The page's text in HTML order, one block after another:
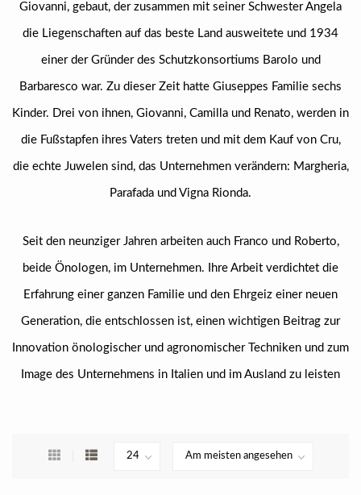
Giovanni, gebaut, der zusammen mit seiner Schwester Angela
die Liegenschaften auf das beste Land ausweitete und 1934
einer der Gründer des Schutzkonsortiums Barolo und
Barbaresco war. Zu dieser Zeit hatte Giuseppes Familie sechs
Kinder. Drei von ihnen, Giovanni, Camilla und Renato, werden in
die Fußstapfen ihres Vaters treten und mit dem Kauf von Cru,
die echte Juwelen sind, das Unternehmen verändern: Margheria,
Parafada und Vigna Rionda.
Seit den neunziger Jahren arbeiten auch Franco und Roberto,
beide Önologen, im Unternehmen. Ihre Arbeit verdichtet die
Erfahrung einer ganzen Familie und den Ehrgeiz einer neuen
Generation, die entschlossen ist, einen wichtigen Beitrag zur
Innovation önologischer und agronomischer Techniken und zum
Image des Unternehmens in Italien und im Ausland zu leisten